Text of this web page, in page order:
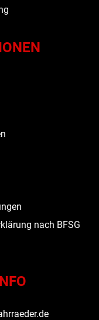
nach BFSG